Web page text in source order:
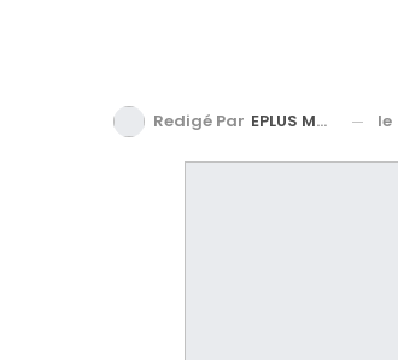
Redigé Par EPLUS MEDIA TV le